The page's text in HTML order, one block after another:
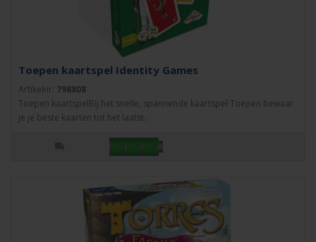
Toepen kaartspel Identity Games
Artikelnr: 798808
Toepen kaartspelBij het snelle, spannende kaartspel Toepen bewaar
je je beste kaarten tot het laatst..